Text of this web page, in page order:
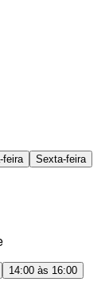
feira
Sexta-feira
14:00 às 16:00